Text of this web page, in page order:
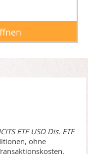
ETF USD Dis. ETF
ohne